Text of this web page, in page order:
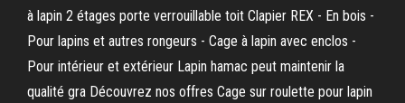
à lapin 2 étages porte verrouillable toit Clapier REX - En bois -
Pour lapins et autres rongeurs - Cage à lapin avec enclos -
Pour intérieur et extérieur Lapin hamac peut maintenir la
qualité gra Découvrez nos offres Cage sur roulette pour lapin